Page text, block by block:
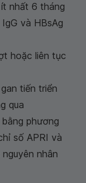
nhất 6 tháng
và HBsAg
hoặc liên tục
tiến triển
qua
phương
số APRI và
nhân